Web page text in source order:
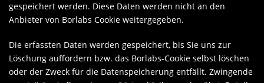
gespeichert werden. Diese Daten werden nicht an den
Anbieter von Borlabs Cookie weitergegeben.
Die erfassten Daten werden gespeichert, bis Sie uns zur
Löschung auffordern bzw. das Borlabs-Cookie selbst löschen
oder der Zweck für die Datenspeicherung entfällt. Zwingende